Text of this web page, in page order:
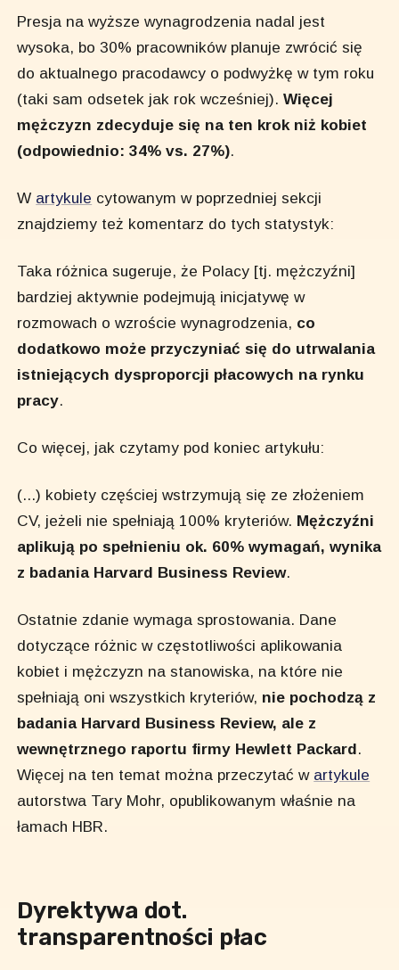
Presja na wyższe wynagrodzenia nadal jest
wysoka, bo 30% pracowników planuje zwrócić się
do aktualnego pracodawcy o podwyżkę w tym roku
(taki sam odsetek jak rok wcześniej).Więcej
mężczyzn zdecyduje się na ten krok niż kobiet
(odpowiednio: 34% vs. 27%).
W artykule cytowanym w poprzedniej sekcji
znajdziemy też komentarz do tych statystyk:
Taka różnica sugeruje, że Polacy [tj. mężczyźni]
bardziej aktywnie podejmują inicjatywę w
rozmowach o wzroście wynagrodzenia, co
dodatkowo może przyczyniać się do utrwalania
istniejących dysproporcji płacowych na rynku
pracy.
Co więcej, jak czytamy pod koniec artykułu:
(...) kobiety częściej wstrzymują się ze złożeniem
CV, jeżeli nie spełniają 100% kryteriów. Mężczyźni
aplikują po spełnieniu ok. 60% wymagań, wynika
z badania Harvard Business Review.
Ostatnie zdanie wymaga sprostowania. Dane
dotyczące różnic w częstotliwości aplikowania
kobiet i mężczyzn na stanowiska, na które nie
spełniają oni wszystkich kryteriów, nie pochodzą z
badania Harvard Business Review, ale z
wewnętrznego raportu firmy Hewlett Packard.
Więcej na ten temat można przeczytać w artykule
autorstwa Tary Mohr, opublikowanym właśnie na
łamach HBR.
Dyrektywa dot.
transparentności płac